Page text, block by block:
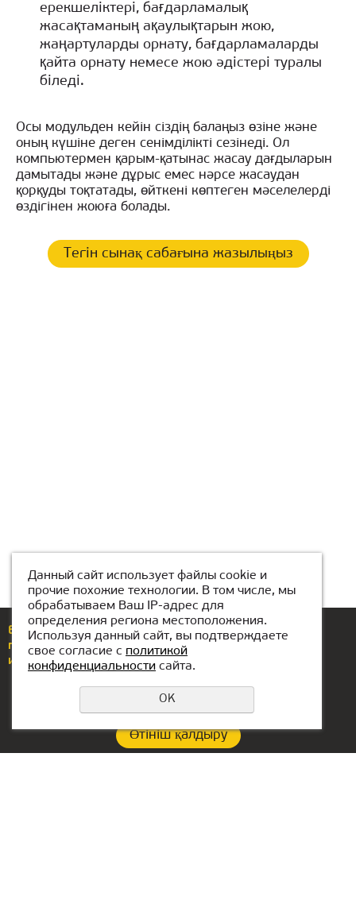
ерекшеліктері, бағдарламалық
жасақтаманың ақаулықтарын жою,
жаңартуларды орнату, бағдарламаларды
қайта орнату немесе жою әдістері туралы
біледі.
Осы модульден кейін сіздің балаңыз өзіне және
оның күшіне деген сенімділікті сезінеді. Ол
компьютермен қарым-қатынас жасау дағдыларын
дамытады және дұрыс емес нәрсе жасаудан
қорқуды тоқтатады, өйткені көптеген мәселелерді
өздігінен жоюға болады.
Тегін сынақ сабағына жазылыңыз
Еcли у вас возникли вопросы или предложения,
позвоните по номеру +7(771)425-86-37
или напишите намalmaty@kiber-one.com
Өтініш қалдыру
Данный сайт использует файлы cookie и
прочие похожие технологии. В том числе, мы
обрабатываем Ваш IP-адрес для
определения региона местоположения.
Используя данный сайт, вы подтверждаете
свое согласие с политикой
конфиденциальности сайта.
OK